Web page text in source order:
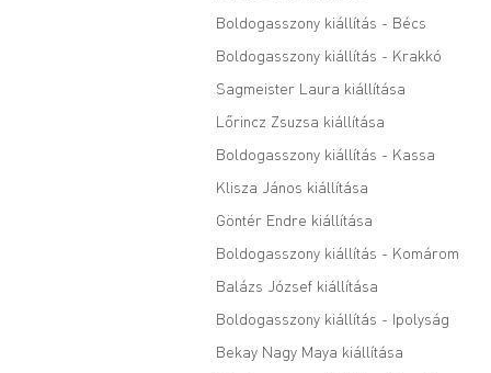
Boldogasszony kiállítás - Bécs
Boldogasszony kiállítás - Krakkó
Sagmeister Laura kiállítása
Lőrincz Zsuzsa kiállítása
Boldogasszony kiállítás - Kassa
Klisza János kiállítása
Göntér Endre kiállítása
Boldogasszony kiállítás - Komárom
Balázs József kiállítása
Boldogasszony kiállítás - Ipolyság
Bekay Nagy Maya kiállítása